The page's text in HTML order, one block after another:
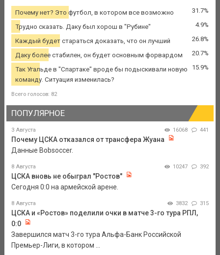
Почему нет? Это футбол, в котором все возможно 31.7%
Трудно сказать. Даку был хорош в "Рубине" 4.9%
Каждый будет стараться доказать, что он лучший 26.8%
Даку более стабилен, он будет основным форвардом 20.7%
Так Угальде в "Спартаке" вроде бы подыскивали новую
команду. Ситуация изменилась?
15.9%
Всего голосов: 82
ПОПУЛЯРНОЕ
3 Августа 16068 441
Почему ЦСКА отказался от трансфера Жуана
Данные Bobsoccer.
8 Августа 10247 392
ЦСКА вновь не обыграл "Ростов"
Сегодня 0:0 на армейской арене.
8 Августа 3832 315
ЦСКА и «Ростов» поделили очки в матче 3-го тура РПЛ,
0:0
Завершился матч 3-го тура Альфа-Банк Российской
Премьер-Лиги, в котором ...